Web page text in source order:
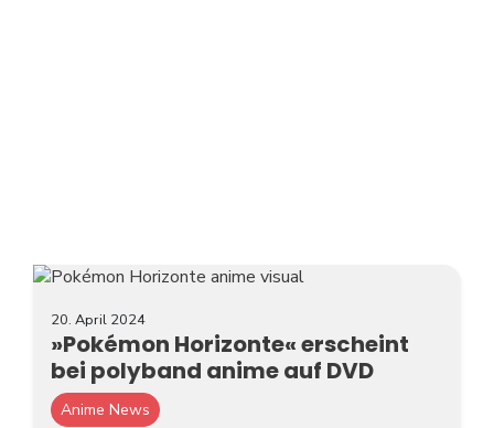
20. April 2024
»Pokémon Horizonte« erscheint
bei polyband anime auf DVD
Anime News